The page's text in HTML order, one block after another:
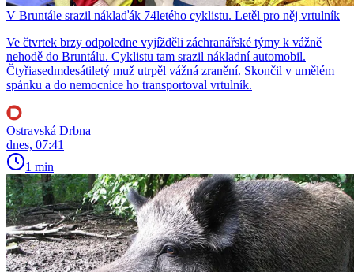
V Bruntále srazil náklaďák 74letého cyklistu. Letěl pro něj vrtulník
Ve čtvrtek brzy odpoledne vyjížděli záchranářské týmy k vážně
nehodě do Bruntálu. Cyklistu tam srazil nákladní automobil.
Čtyřiasedmdesátiletý muž utrpěl vážná zranění. Skončil v umělém
spánku a do nemocnice ho transportoval vrtulník.
Ostravská Drbna
dnes, 07:41
1 min